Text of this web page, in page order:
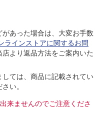
あった場合は、大変お手数
ラインストアに関するお問
より返品方法をご案内いた
ては、商品に記載されてい
い。
来ませんのでご注意くださ